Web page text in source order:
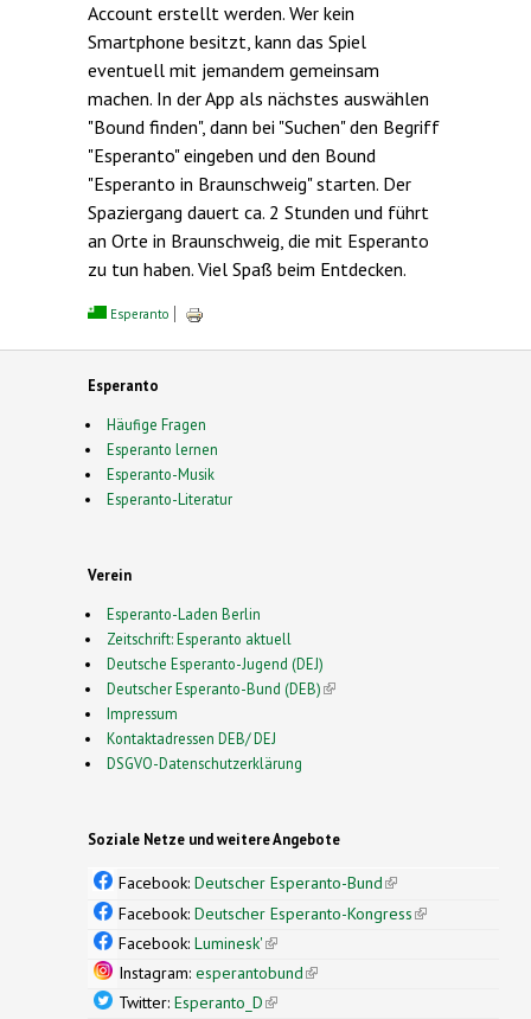
Account erstellt werden. Wer kein
Smartphone besitzt, kann das Spiel
eventuell mit jemandem gemeinsam
machen. In der App als nächstes auswählen
"Bound finden", dann bei "Suchen" den Begriff
"Esperanto" eingeben und den Bound
"Esperanto in Braunschweig" starten. Der
Spaziergang dauert ca. 2 Stunden und führt
an Orte in Braunschweig, die mit Esperanto
zu tun haben. Viel Spaß beim Entdecken.
Esperanto
Esperanto
Häufige Fragen
Esperanto lernen
Esperanto-Musik
Esperanto-Literatur
Verein
Esperanto-Laden Berlin
Zeitschrift: Esperanto aktuell
Deutsche Esperanto-Jugend (DEJ)
Deutscher Esperanto-Bund (DEB)(link is external)
Impressum
Kontaktadressen DEB/ DEJ
DSGVO-Datenschutzerklärung
Soziale Netze und weitere Angebote
Facebook: Deutscher Esperanto-Bund(link is
external)
Facebook: Deutscher Esperanto-Kongress(link is
Facebook: Luminesk'(link is external)
Instagram: esperantobund(link is external)
Twitter: Esperanto_D(link is external)